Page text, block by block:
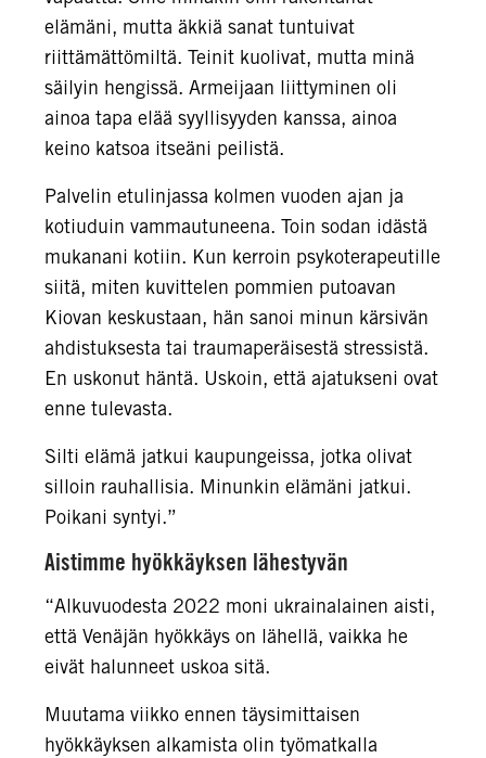
elämäni, mutta äkkiä sanat tuntuivat
riittämättömiltä. Teinit kuolivat, mutta minä
säilyin hengissä. Armeijaan liittyminen oli
ainoa tapa elää syyllisyyden kanssa, ainoa
keino katsoa itseäni peilistä.
Palvelin etulinjassa kolmen vuoden ajan ja
kotiuduin vammautuneena. Toin sodan idästä
mukanani kotiin. Kun kerroin psykoterapeutille
siitä, miten kuvittelen pommien putoavan
Kiovan keskustaan, hän sanoi minun kärsivän
ahdistuksesta tai traumaperäisestä stressistä.
En uskonut häntä. Uskoin, että ajatukseni ovat
enne tulevasta.
Silti elämä jatkui kaupungeissa, jotka olivat
silloin rauhallisia. Minunkin elämäni jatkui.
Poikani syntyi.”
Aistimme hyökkäyksen lähestyvän
“Alkuvuodesta 2022 moni ukrainalainen aisti,
että Venäjän hyökkäys on lähellä, vaikka he
eivät halunneet uskoa sitä.
Muutama viikko ennen täysimittaisen
hyökkäyksen alkamista olin työmatkalla